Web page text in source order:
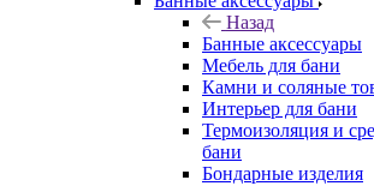
Назад
Банные аксессуары
Мебель для бани
Камни и соляные
Интерьер для бани
Термоизоляция и
бани
Бондарные изделия